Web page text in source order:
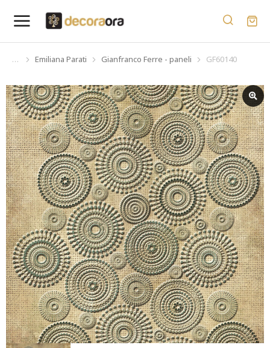
You are here:
Emiliana Parati Gianfranco Ferre - paneli GF60140